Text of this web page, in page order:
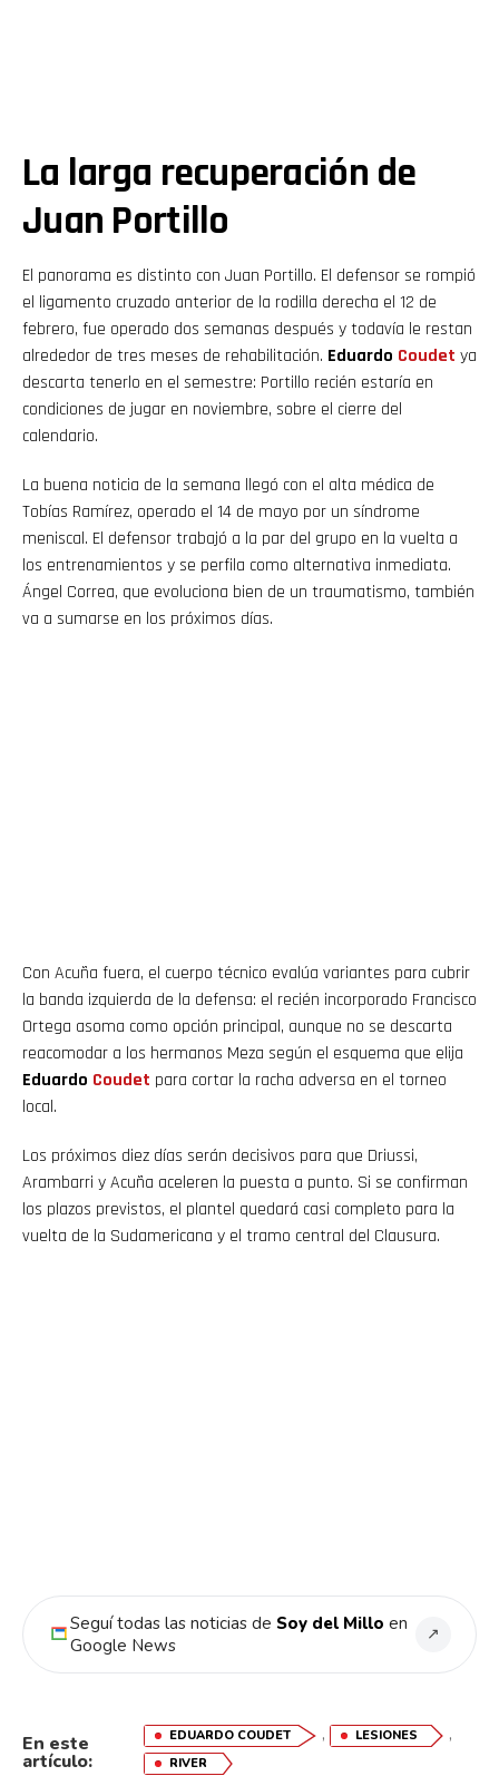
La larga recuperación de
Juan Portillo
El panorama es distinto con Juan Portillo. El defensor se rompió
el ligamento cruzado anterior de la rodilla derecha el 12 de
febrero, fue operado dos semanas después y todavía le restan
alrededor de tres meses de rehabilitación. Eduardo Coudet ya
descarta tenerlo en el semestre: Portillo recién estaría en
condiciones de jugar en noviembre, sobre el cierre del
calendario.
La buena noticia de la semana llegó con el alta médica de
Tobías Ramírez, operado el 14 de mayo por un síndrome
meniscal. El defensor trabajó a la par del grupo en la vuelta a
los entrenamientos y se perfila como alternativa inmediata.
Ángel Correa, que evoluciona bien de un traumatismo, también
va a sumarse en los próximos días.
Con Acuña fuera, el cuerpo técnico evalúa variantes para cubrir
la banda izquierda de la defensa: el recién incorporado Francisco
Ortega asoma como opción principal, aunque no se descarta
reacomodar a los hermanos Meza según el esquema que elija
Eduardo Coudet para cortar la racha adversa en el torneo
local.
Los próximos diez días serán decisivos para que Driussi,
Arambarri y Acuña aceleren la puesta a punto. Si se confirman
los plazos previstos, el plantel quedará casi completo para la
vuelta de la Sudamericana y el tramo central del Clausura.
Seguí todas las noticias de Soy del Millo en
Google News
↗
En este
artículo:
EDUARDO COUDET , LESIONES ,
RIVER